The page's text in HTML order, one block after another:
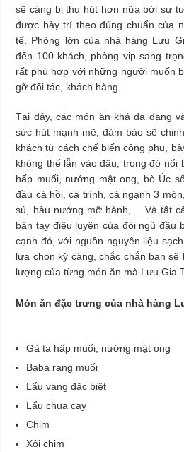
sẽ càng bị thu hút hơn nữa bởi sự
được bày trí theo đúng chuẩn của
tế. Phòng lớn của nhà hàng Lưu
đến 100 khách, phòng vip sang
rất phù hợp với những người muốn
gỡ đối tác, khách hàng.
Tại đây, các món ăn khá đa dạng
sức hút mạnh mẽ, đảm bảo sẽ
khách từ cách chế biến công phu,
không thể lẫn vào đâu, trong đó nổi
hấp muối, nướng mật ong, bò Úc
đầu cá hồi, cá trình, cá ngạnh 3
sú, hàu nướng mỡ hành,… Và tất
bàn tay điêu luyện của đội ngũ đầu
cạnh đó, với nguồn nguyên liệu
lựa chọn kỹ càng, chắc chắn bạn
lượng của từng món ăn mà Lưu Gia
Món ăn đặc trưng của nhà hàng
Gà ta hấp muối, nướng mật ong
Baba rang muối
Lẩu vang đặc biệt
Lẩu chua cay
Chim
Xôi chim